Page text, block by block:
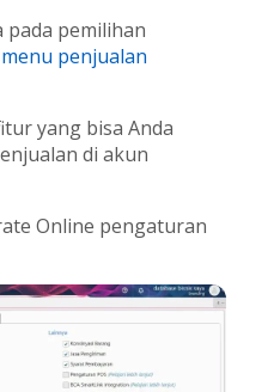
pada pemilihan
menu penjualan
yang bisa Anda
di akun
Online pengaturan